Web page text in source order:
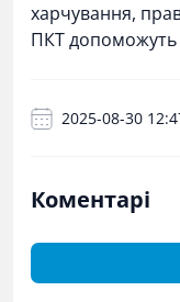
харчування,
ПКТ допоможуть
2025-08-30
Коментарі